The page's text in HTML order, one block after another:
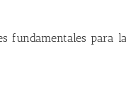
fundamentales para